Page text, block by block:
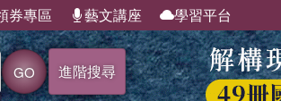
券專區 藝文講座 學習平台
GO 進階搜尋